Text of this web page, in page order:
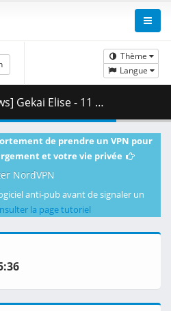
Thème
Langue
( 462.40 MB )
de prendre un VPN pour
et votre vie privée
NordVPN
anti-pub avant de signaler un
la page tutoriel